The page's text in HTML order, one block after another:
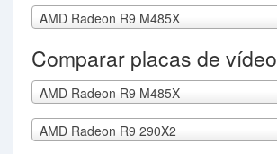
AMD Radeon R9 M485X
Comparar placas de vídeo
AMD Radeon R9 M485X
AMD Radeon R9 290X2